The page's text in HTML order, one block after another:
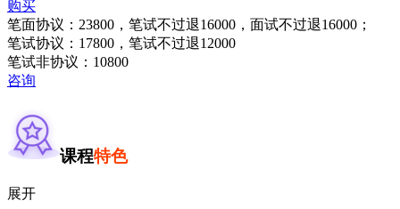
购买
笔面协议：23800，笔试不过退16000，面试不过退16000；
笔试协议：17800，笔试不过退12000
笔试非协议：10800
咨询
课程特色
展开